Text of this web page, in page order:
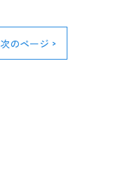
次のページ >